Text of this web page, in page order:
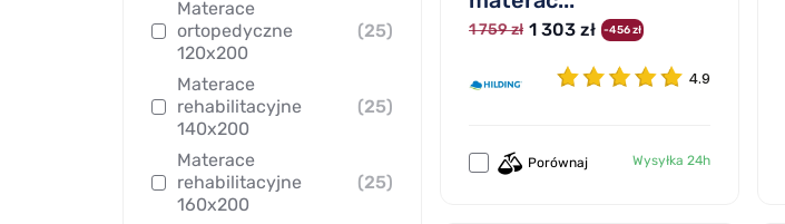
Materace
ortopedyczne
120x200
(25)
Materace
rehabilitacyjne
140x200
(25)
Materace
rehabilitacyjne
160x200
(25)
1 759 zł 1 303 zł -456 zł
4.9
Porównaj Wysyłka 24h